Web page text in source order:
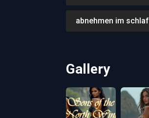
abnehmen im schlaf
Gallery